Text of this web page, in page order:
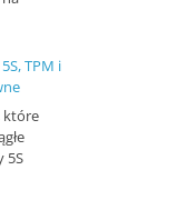
TPM i
które
5S